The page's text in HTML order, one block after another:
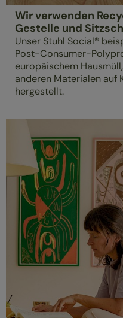
Wir verwenden
Gestelle und
Unser Stuhl Social®
Post-Consumer-
europäischem
anderen Materialen auf
hergestellt.